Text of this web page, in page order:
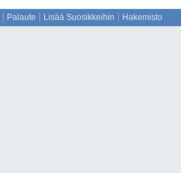
Palaute Lisää Suosikkeihin Hakemisto